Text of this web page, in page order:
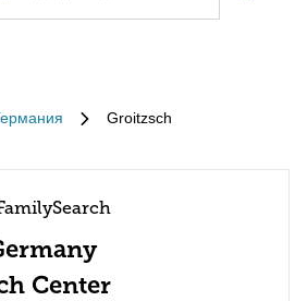
Groitzsch
Center